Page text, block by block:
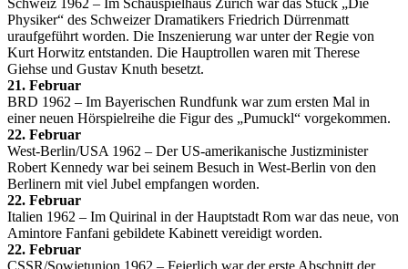
Physiker“ des Schweizer Dramatikers Friedrich Dürrenmatt
uraufgeführt worden. Die Inszenierung war unter der Regie von
Kurt Horwitz entstanden. Die Hauptrollen waren mit Therese
Giehse und Gustav Knuth besetzt.
21. Februar
BRD 1962 – Im Bayerischen Rundfunk war zum ersten Mal in
einer neuen Hörspielreihe die Figur des „Pumuckl“ vorgekommen.
22. Februar
West-Berlin/USA 1962 – Der US-amerikanische Justizminister
Robert Kennedy war bei seinem Besuch in West-Berlin von den
Berlinern mit viel Jubel empfangen worden.
22. Februar
Italien 1962 – Im Quirinal in der Hauptstadt Rom war das neue, von
Amintore Fanfani gebildete Kabinett vereidigt worden.
22. Februar
CSSR/Sowjetunion 1962 – Feierlich war der erste Abschnitt der